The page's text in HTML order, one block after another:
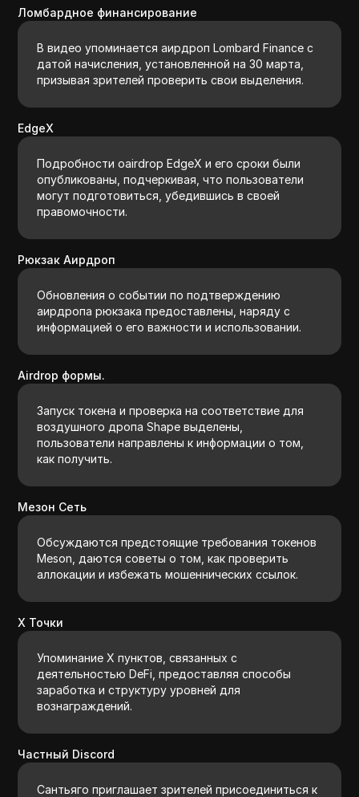
Ломбардное финансирование
В видео упоминается аирдроп Lombard Finance с
датой начисления, установленной на 30 марта,
призывая зрителей проверить свои выделения.
EdgeX
Подробности оairdrop EdgeX и его сроки были
опубликованы, подчеркивая, что пользователи
могут подготовиться, убедившись в своей
правомочности.
Рюкзак Аирдроп
Обновления о событии по подтверждению
аирдропа рюкзака предоставлены, наряду с
информацией о его важности и использовании.
Airdrop формы.
Запуск токена и проверка на соответствие для
воздушного дропа Shape выделены,
пользователи направлены к информации о том,
как получить.
Мезон Сеть
Обсуждаются предстоящие требования токенов
Meson, даются советы о том, как проверить
аллокации и избежать мошеннических ссылок.
X Точки
Упоминание X пунктов, связанных с
деятельностью DeFi, предоставляя способы
заработка и структуру уровней для
вознаграждений.
Частный Discord
Сантьяго приглашает зрителей присоединиться к